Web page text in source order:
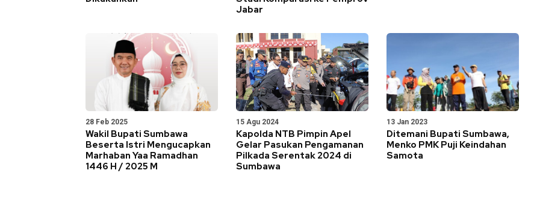
Jabar
28 Feb 2025
Wakil Bupati Sumbawa
Beserta Istri Mengucapkan
Marhaban Yaa Ramadhan
1446 H / 2025 M
15 Agu 2024
Kapolda NTB Pimpin Apel
Gelar Pasukan Pengamanan
Pilkada Serentak 2024 di
Sumbawa
13 Jan 2023
Ditemani Bupati Sumbawa,
Menko PMK Puji Keindahan
Samota